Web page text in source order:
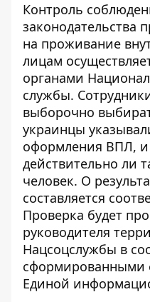
Контроль
законодательства
на проживание
лицам
органами
службы.
выборочно
украинцы
оформления ВПЛ, и
действительно ли
человек. О
составляется
Проверка будет
руководителя
Нацсоцслужбы в
сформированными
Единой